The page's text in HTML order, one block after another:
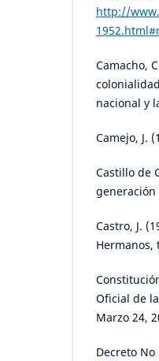
http://
Camacho,
nacional y
Camejo, J.
Castillo de
generación
Castro, J.
Hermanos,
Oficial de
Marzo 24,
Decreto